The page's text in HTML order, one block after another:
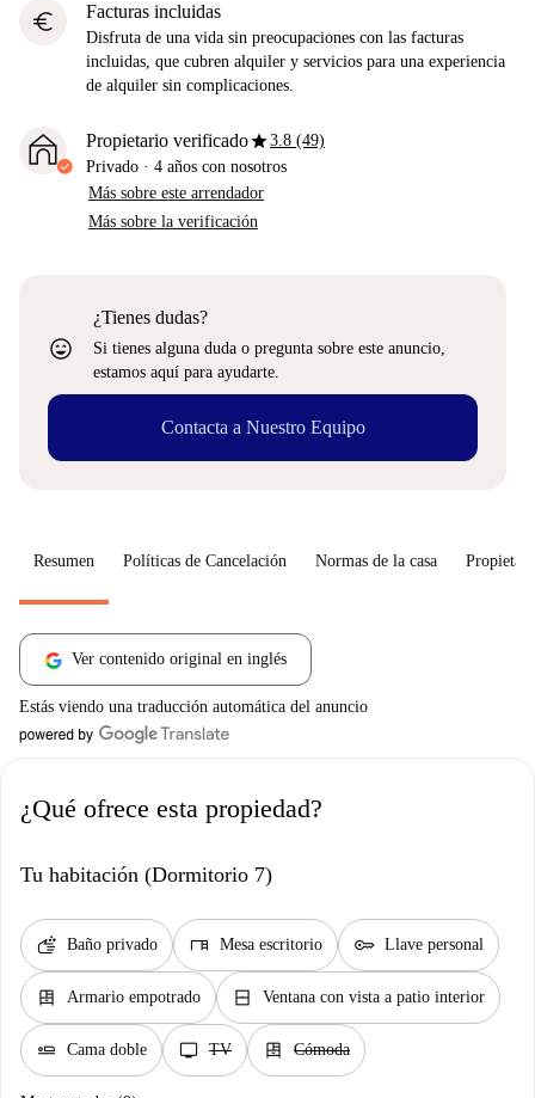
euro Facturas incluidas
Disfruta de una vida sin preocupaciones con las facturas
incluidas, que cubren alquiler y servicios para una experiencia
de alquiler sin complicaciones.
Propietario verificadostar3.8 (49)
Privado · 4 años con nosotros
Más sobre este arrendador
Más sobre la verificación
sentiment_very_satisfied
¿Tienes dudas?
Si tienes alguna duda o pregunta sobre este anuncio,
estamos aquí para ayudarte.
Contacta a Nuestro Equipo
Resumen Políticas de Cancelación Normas de la casa
Ver contenido original en inglés
Estás viendo una traducción automática del anuncio
¿Qué ofrece esta propiedad?
Tu habitación (Dormitorio 7)
soap Baño privado desk Mesa escritorio key Llave personal
dresser Armario empotrado window_closed Ventana con vista a patio interior
airline_seat_flat Cama doble tv TV dresser Cómoda